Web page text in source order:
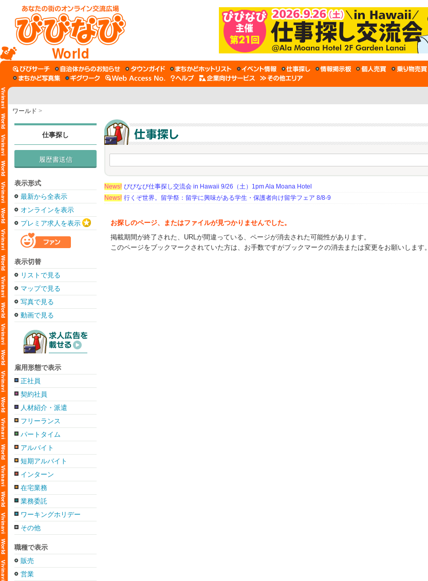
World
ワールド >
仕事探し
履歴書送信
表示形式
最新から全表示
オンラインを表示
プレミア求人を表示
表示切替
リストで見る
マップで見る
写真で見る
動画で見る
雇用形態で表示
正社員
契約社員
人材紹介・派遣
フリーランス
パートタイム
アルバイト
短期アルバイト
インターン
在宅業務
業務委託
ワーキングホリデー
その他
職種で表示
販売
営業
News! びびなび仕事探し交流会 in Hawaii 9/26（土）1pm Ala Moana Hotel
News! 行くぞ世界。留学祭：留学に興味がある学生・保護者向け留学フェア 8/8-9
お探しのページ、またはファイルが見つかりませんでした。
掲載期間が終了された、URLが間違っている、ページが消去された可能性があります。
このページをブックマークされていた方は、お手数ですがブックマークの消去または変更をお願いします。